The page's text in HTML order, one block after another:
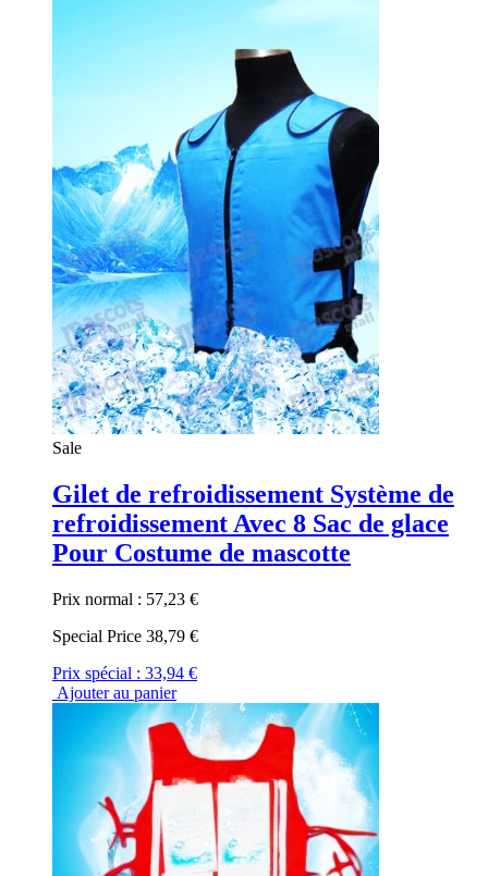
Sale
Gilet de refroidissement Système de
refroidissement Avec 8 Sac de glace
Pour Costume de mascotte
Prix normal : 57,23 €
Special Price 38,79 €
Prix spécial : 33,94 €
Ajouter au panier